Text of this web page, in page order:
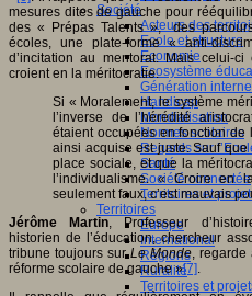
Société
Acteurs des
Ecole et structure
Economie
Ecosystème
Génération
Handicap
Mondialisation
Normes scolaires
Regards sur
Santé
Société connectée
Territoires et
Territoires
Europe
International
Régions
Ruralité
Territoires et
mesures dites de gauche pour
des « Prépas Talents », des
écoles, une plate-forme « anti-
d’incitation au mentorat. Mais celui-
croient en la méritocratie.
Si « Moralement, le système
l’inverse de l’hérédité
étaient occupées en fonction
ainsi acquise est juste. Sauf
place sociale, et que la
l’individualisme. « Croire en
seulement faux, c’est mauvais
Jérôme Martin, Professeur
historien de l’éducation, chercheur
tribune toujours surLe Monde, regarde
réforme scolaire de gauche »[7].